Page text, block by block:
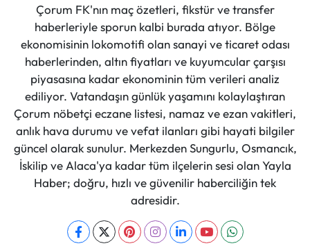
Çorum FK'nın maç özetleri, fikstür ve transfer
haberleriyle sporun kalbi burada atıyor. Bölge
ekonomisinin lokomotifi olan sanayi ve ticaret odası
haberlerinden, altın fiyatları ve kuyumcular çarşısı
piyasasına kadar ekonominin tüm verileri analiz
ediliyor. Vatandaşın günlük yaşamını kolaylaştıran
Çorum nöbetçi eczane listesi, namaz ve ezan vakitleri,
anlık hava durumu ve vefat ilanları gibi hayati bilgiler
güncel olarak sunulur. Merkezden Sungurlu, Osmancık,
İskilip ve Alaca'ya kadar tüm ilçelerin sesi olan Yayla
Haber; doğru, hızlı ve güvenilir haberciliğin tek
adresidir.